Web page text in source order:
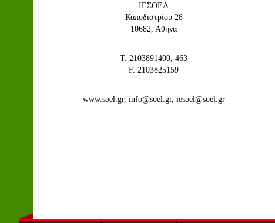
IEΣΟΕΛ
Καποδιστρίου 28
10682, Αθήνα
Τ. 2103891400, 463
F. 2103825159
www.soel.gr, info@soel.gr, iesoel@soel.gr